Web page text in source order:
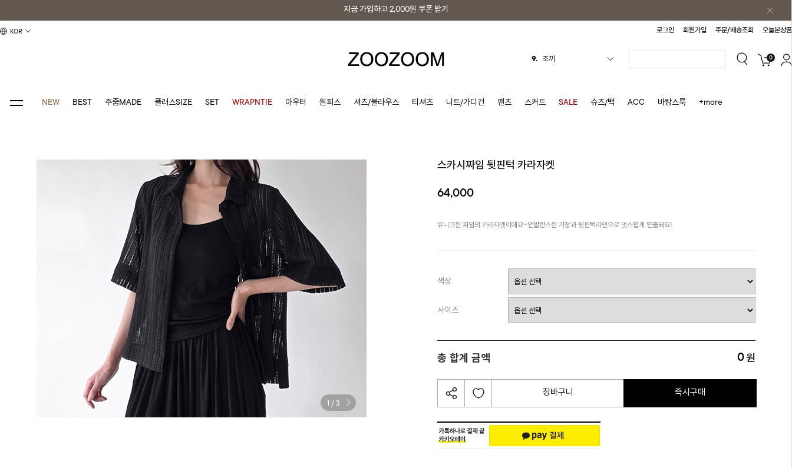
지금 가입하고 2,000원 쿠폰 받기
KOR 로그인 회원가입 주문/배송조회 오늘본상품
10. 자켓
2.
6. 나시원피스
9. 조끼
0
NEW BEST 주줌MADE 플러스SIZE SET WRAPNTIE 아우터 원피스 셔츠/블라우스 티셔츠 니트/가디건 팬츠 스커트 SALE 슈즈/백 ACC 바캉스룩 +more
1 /3
스카시짜임 뒷핀턱 카라자켓
64,000
유니크한 짜임의 카라자켓이에요~언발란스한 기장과 뒷핀턱라인으로 멋스럽게 연출돼요!
색상
사이즈
총 합계 금액 0원
장바구니 즉시구매